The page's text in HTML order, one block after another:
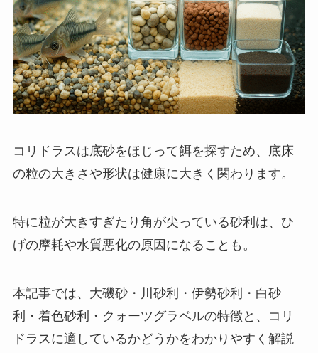
コリドラスは底砂をほじって餌を探すため、底床
の粒の大きさや形状は健康に大きく関わります。
特に粒が大きすぎたり角が尖っている砂利は、ひ
げの摩耗や水質悪化の原因になることも。
本記事では、大磯砂・川砂利・伊勢砂利・白砂
利・着色砂利・クォーツグラベルの特徴と、コリ
ドラスに適しているかどうかをわかりやすく解説